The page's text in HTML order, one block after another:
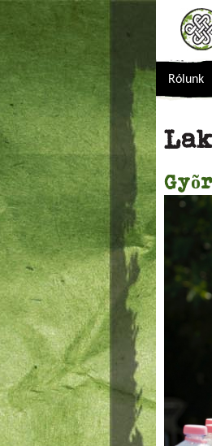
Rólunk